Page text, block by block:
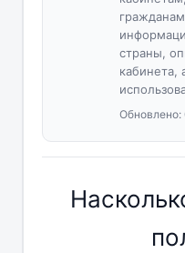
страны,
кабинета,
Обновлено: